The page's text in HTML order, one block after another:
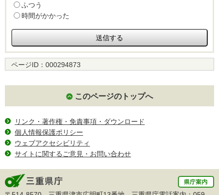
ふつう
時間がかかった
ページID： 000294873
このページのトップへ
リンク・著作権・免責事項・ダウンロード
個人情報保護ポリシー
ウェブアクセシビリティ
サイトに関するご意見・お問い合わせ